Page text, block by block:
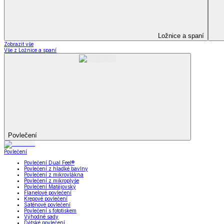
Kuchyňské zástěry a chňapky
Utěrky
Kuchyňský a jídelní
Zobrazit vše
Vše z Kuchyňský a jídelní textil
Kuchyňské zástěry a chňapky
Utěrky
Ubrusy a prostírání